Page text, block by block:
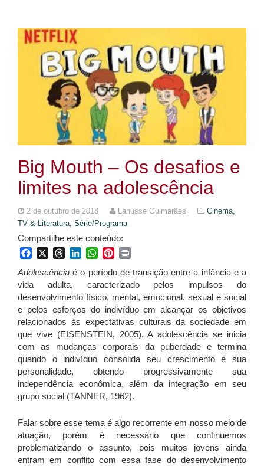
Big Mouth – Os desafios e
limites na adolescência
2 de outubro de 2018 Lanusse Guimarães
Cinema,
TV & Literatura, Série/Programa
Compartilhe este conteúdo:
FacebookThreadsLinkedInWhatsApp
Pinterest
Adolescência é o período de transição entre a infância e a
vida adulta, caracterizado pelos impulsos do
desenvolvimento físico, mental, emocional, sexual e social
e pelos esforços do indivíduo em alcançar os objetivos
relacionados às expectativas culturais da sociedade em
que vive (EISENSTEIN, 2005). A adolescência se inicia
com as mudanças corporais da puberdade e termina
quando o indivíduo consolida seu crescimento e sua
personalidade, obtendo progressivamente sua
independência econômica, além da integração em seu
grupo social (TANNER, 1962).
Falar sobre esse tema é algo recorrente em nosso meio de
atuação, porém é necessário que continuemos
problematizando o assunto, pois muitos jovens ainda
entram em conflito com essa fase do desenvolvimento